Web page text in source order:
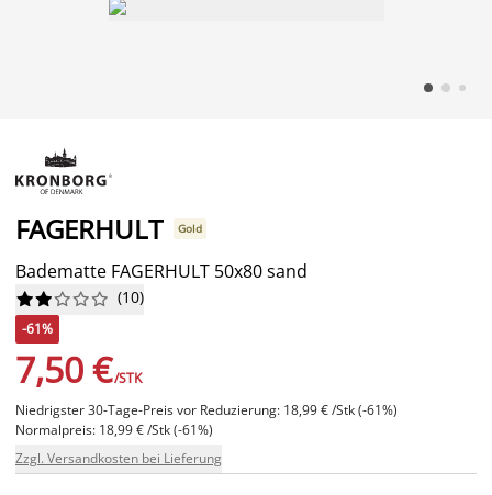
FAGERHULT Gold
Badematte FAGERHULT 50x80 sand





 (10)
-61%
7,50 €/STK
Niedrigster 30-Tage-Preis vor Reduzierung: 18,99 € /Stk (-61%)
Normalpreis: 18,99 € /Stk (-61%)
Zzgl. Versandkosten bei Lieferung